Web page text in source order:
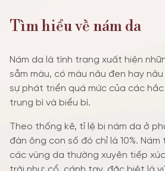
Tìm hiểu về nám da
Nám da là tình trạng xuất hiện
sẫm màu, có màu nâu đen hay
sự phát triển quá mức của các
trung bì và biểu bì.
Theo thống kê, tỉ lệ bị nám da ở
đàn ông con số đó chỉ là 10%.
các vùng da thường xuyên tiếp